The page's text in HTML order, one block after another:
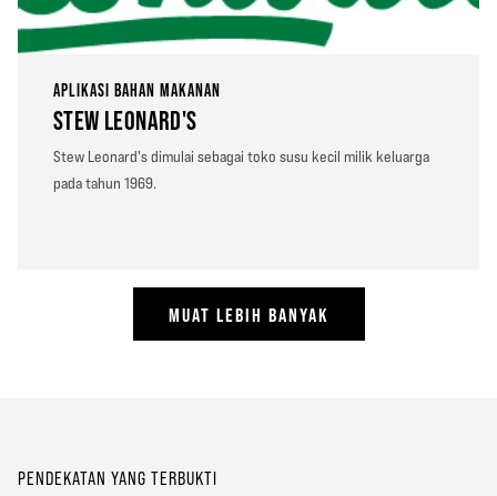
APLIKASI BAHAN MAKANAN
STEW LEONARD'S
Stew Leonard's dimulai sebagai toko susu kecil milik keluarga
pada tahun 1969.
MUAT LEBIH BANYAK
PENDEKATAN YANG TERBUKTI